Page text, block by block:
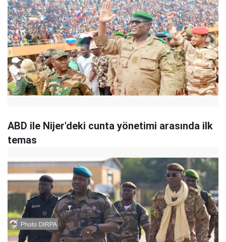
ABD ile Nijer'deki cunta yönetimi arasında ilk
temas